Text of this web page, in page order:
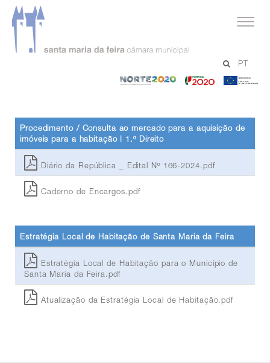
PT
Norte
Portugal
documentos
Procedimento / Consulta ao mercado para a aquisição de
imóveis para a habitação | 1.º Direito
Diário da República _ Edital Nº 166-2024.pdf
Caderno de Encargos.pdf
Estratégia Local de Habitação de Santa Maria da Feira
Estratégia Local de Habitação para o Município de
Santa Maria da Feira.pdf
Atualização da Estratégia Local de Habitação.pdf